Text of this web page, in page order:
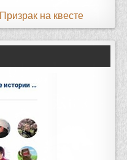
Призрак на квесте